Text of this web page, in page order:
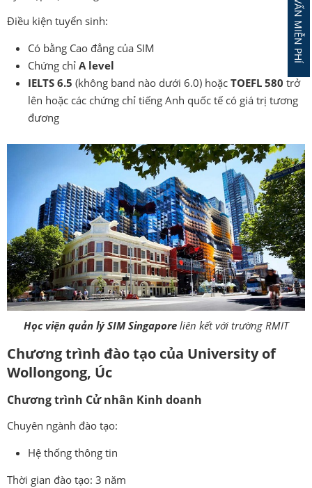
Điều kiện tuyển sinh:
Có bằng Cao đẳng của SIM
Chứng chỉ A level
IELTS 6.5 (không band nào dưới 6.0) hoặc TOEFL 580 trở
lên hoặc các chứng chỉ tiếng Anh quốc tế có giá trị tương
đương
Học viện quản lý SIM Singapore liên kết với trường RMIT
Chương trình đào tạo của University of
Wollongong, Úc
Chương trình Cử nhân Kinh doanh
Chuyên ngành đào tạo:
Hệ thống thông tin
Thời gian đào tạo: 3 năm